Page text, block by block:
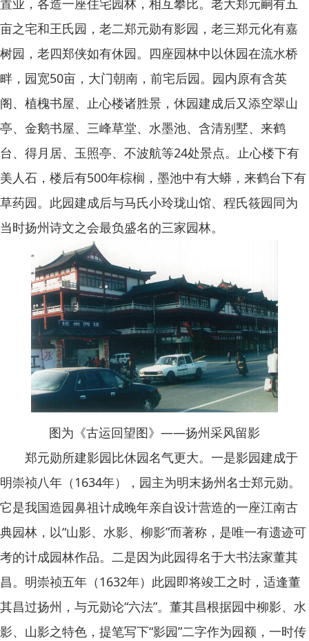
置业，各造一座住宅园林，相互攀比。老大郑元嗣有五
亩之宅和王氏园，老二郑元勋有影园，老三郑元化有嘉
树园，老四郑侠如有休园。四座园林中以休园在流水桥
畔，园宽50亩，大门朝南，前宅后园。园内原有含英
阁、植槐书屋、止心楼诸胜景，休园建成后又添空翠山
亭、金鹅书屋、三峰草堂、水墨池、含清别墅、来鹤
台、得月居、玉照亭、不波航等24处景点。止心楼下有
美人石，楼后有500年棕榈，墨池中有大蟒，来鹤台下有
草药园。此园建成后与马氏小玲珑山馆、程氏筱园同为
当时扬州诗文之会最负盛名的三家园林。
图为《古运回望图》——扬州采风留影
郑元勋所建影园比休园名气更大。一是影园建成于
明崇祯八年（1634年），园主为明末扬州名士郑元勋。
它是我国造园鼻祖计成晚年亲自设计营造的一座江南古
典园林，以“山影、水影、柳影”而著称，是唯一有遗迹可
考的计成园林作品。二是因为此园得名于大书法家董其
昌。明崇祯五年（1632年）此园即将竣工之时，适逢董
其昌过扬州，与元勋论“六法”。董其昌根据园中柳影、水
影、山影之特色，提笔写下“影园”二字作为园额，一时传